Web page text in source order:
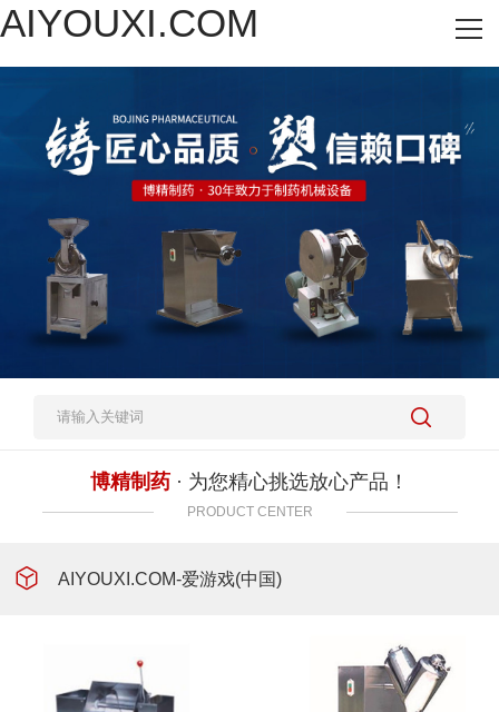
AIYOUXI.COM
网站AIYOUXI.COM
施工案例
关于我们
人才招聘
博精制药 · 为您精心挑选放心产品！
PRODUCT CENTER
AIYOUXI.COM-爱游戏(中国)